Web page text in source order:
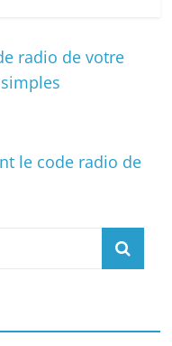
radio de votre
le code radio de